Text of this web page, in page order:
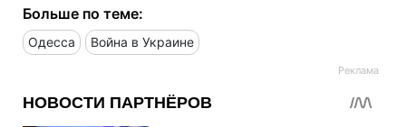
Больше по теме:
Одесса Война в Украине